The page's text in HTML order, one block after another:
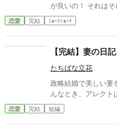
が良いの！ それはそれはもの
そんなのお口に入らないよぉ～♡」 そ
もある日トイレであ
恋愛 完結 ｼｮｰﾄｼｮｰﾄ
【完結】妻の日
たちばな立花
政略結婚で美しい妻
んなとき、アレクト
恋愛 完結 短編